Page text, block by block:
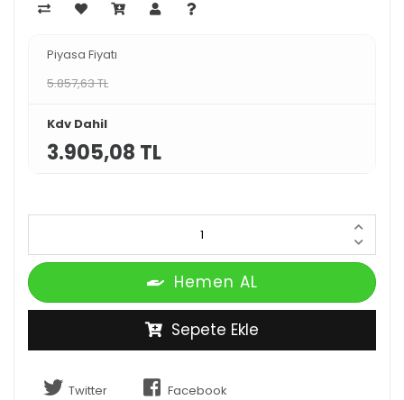
Piyasa Fiyatı
5.857,63 TL
Kdv Dahil
3.905,08 TL
Hemen AL
Sepete Ekle
Twitter Facebook